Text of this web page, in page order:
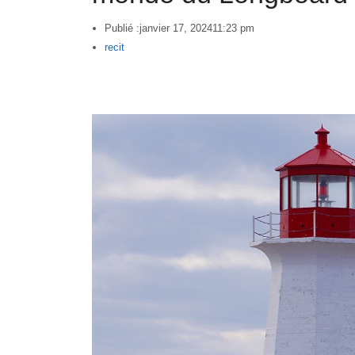
Publié :janvier 17, 202411:23 pm
Author
recit